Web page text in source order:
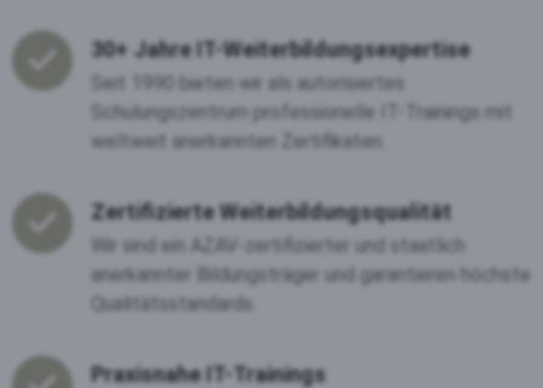
30+ Jahre IT-Weiterbildungsexpertise
Seit 1990 bieten wir als autorisiertes
Schulungszentrum professionelle IT-Trainings mit
weltweit anerkannten Zertifikaten.
Zertifizierte Weiterbildungsqualität
Wir sind ein AZAV-zertifizierter und staatlich
anerkannter Bildungsträger und garantieren höchste
Qualitätsstandards.
Praxisnahe IT-Trainings